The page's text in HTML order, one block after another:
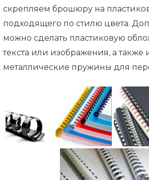
скрепляем брошюру на
подходящего по стилю цвета.
можно сделать пластиковую
текста или изображения, а также
металлические пружины для